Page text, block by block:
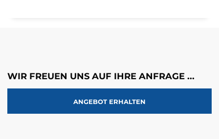
WIR FREUEN UNS AUF IHRE ANFRAGE ...
ANGEBOT ERHALTEN